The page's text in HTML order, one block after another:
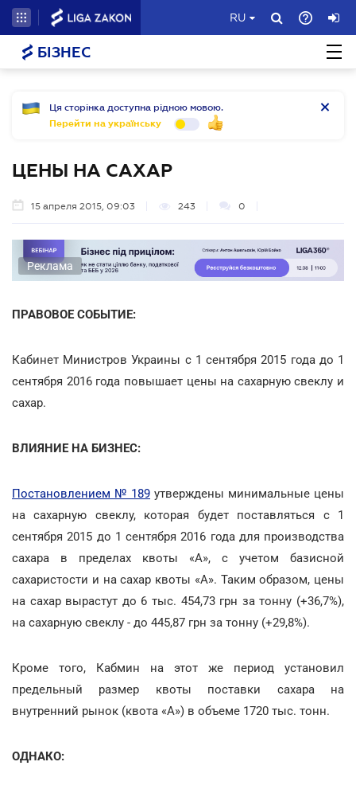
RU
БІЗНЕС
Ця сторінка доступна рідною мовою.
Перейти на українську
ЦЕНЫ НА САХАР
15 апреля 2015, 09:03 243 0
Реклама
ПРАВОВОЕ СОБЫТИЕ:
Кабинет Министров Украины с 1 сентября 2015 года до 1
сентября 2016 года повышает цены на сахарную свеклу и
сахар.
ВЛИЯНИЕ НА БИЗНЕС:
Постановлением № 189 утверждены минимальные цены
на сахарную свеклу, которая будет поставляться с 1
сентября 2015 до 1 сентября 2016 года для производства
сахара в пределах квоты «А», с учетом базисной
сахаристости и на сахар квоты «А». Таким образом, цены
на сахар вырастут до 6 тыс. 454,73 грн за тонну (+36,7%),
на сахарную свеклу - до 445,87 грн за тонну (+29,8%).
Кроме того, Кабмин на этот же период установил
предельный размер квоты поставки сахара на
внутренний рынок (квота «А») в объеме 1720 тыс. тонн.
ОДНАКО: